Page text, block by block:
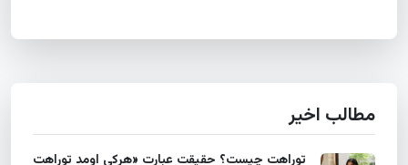
مطالب اخیر
توراهت چیست؟ حقیقت عبارت «هرکی اومد توراهت